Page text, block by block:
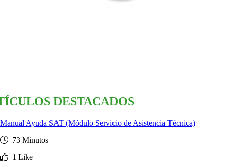
DESTACADOS
Manual Ayuda SAT (Módulo Servicio de Asistencia Técnica)
73 Minutos
1 Like